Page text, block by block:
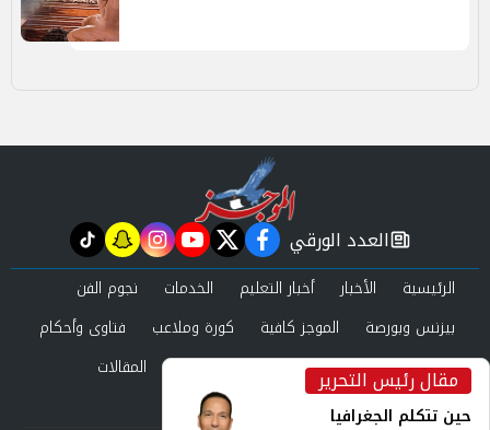
مقال رئيس التحرير
حين تتكلم الجغرافيا
newspaper
العدد الورقي facebook
twitter
youtube
instagram
snapchat
tiktok
الرئيسية الأخبار أخبار التعليم الخدمات
نجوم الفن
بيزنس وبورصة
الموجز كافية كورة وملاعب
فتاوى وأحكام
صحة وجمال
عرب وعالم حوادث ومحاكم
المقالات
العدد الورقي